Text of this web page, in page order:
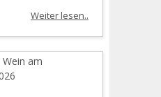
Weiter lesen..